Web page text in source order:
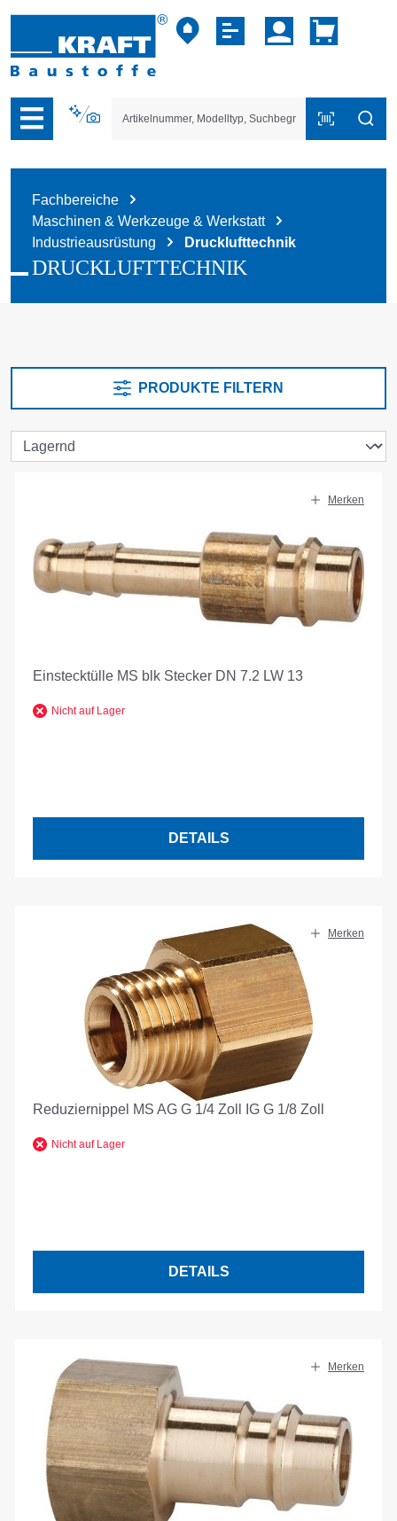
der B2B-Plattform springen
Fachbereiche
Maschinen & Werkzeuge & Werkstatt
Industrieausrüstung
Drucklufttechnik
DRUCKLUFTTECHNIK
PRODUKTE FILTERN
Merken
Einstecktülle MS blk Stecker DN 7.2 LW 13
Nicht auf Lager
DETAILS
Merken
Reduziernippel MS AG G 1/4 Zoll IG G 1/8 Zoll
Nicht auf Lager
DETAILS
Merken